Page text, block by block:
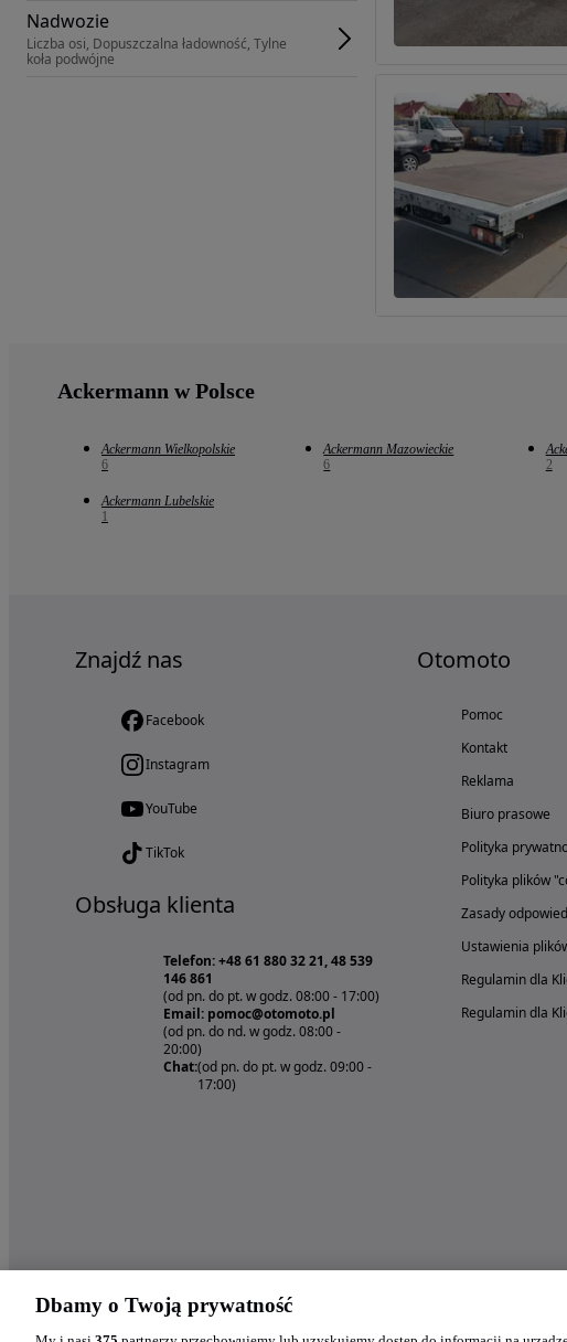
Nadwozie
Liczba osi, Dopuszczalna ładowność, Tylne
koła podwójne
Ackermann w Polsce
Ackermann Wielkopolskie
6
Ackermann Mazowieckie
6
2
Ackermann Lubelskie
1
Znajdź nas
Facebook
Instagram
YouTube
TikTok
Obsługa klienta
Telefon: +48 61 880 32 21, 48 539
146 861
(od pn. do pt. w godz. 08:00 - 17:00)
Email: pomoc@otomoto.pl
(od pn. do nd. w godz. 08:00 -
20:00)
Chat:(od pn. do pt. w godz. 09:00 -
17:00)
Otomoto
Pomoc
Kontakt
Reklama
Biuro prasowe
Polityka
Polityka plików
Zasady
Ustawienia
Regulamin dla
Regulamin dla
Dbamy o Twoją prywatność